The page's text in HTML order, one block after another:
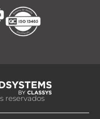
reservados